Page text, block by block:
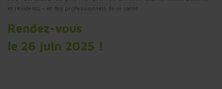
et résidents – et des professionnels de la santé.
Rendez-vous
le 26 juin 2025 !